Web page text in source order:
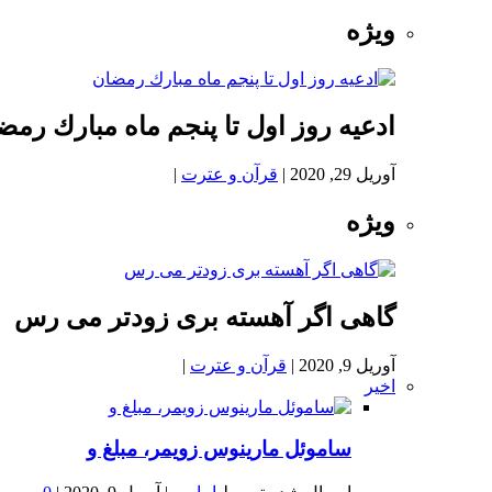
ویژه
ادعيه روز اول تا پنجم ماه مبارك
آوریل 29, 2020 | قرآن و عترت |
ویژه
گاهی اگر آهسته بری زودتر می رس
آوریل 9, 2020 | قرآن و عترت |
اخیر
ساموئل مارینوس زویمر، مبلغ و